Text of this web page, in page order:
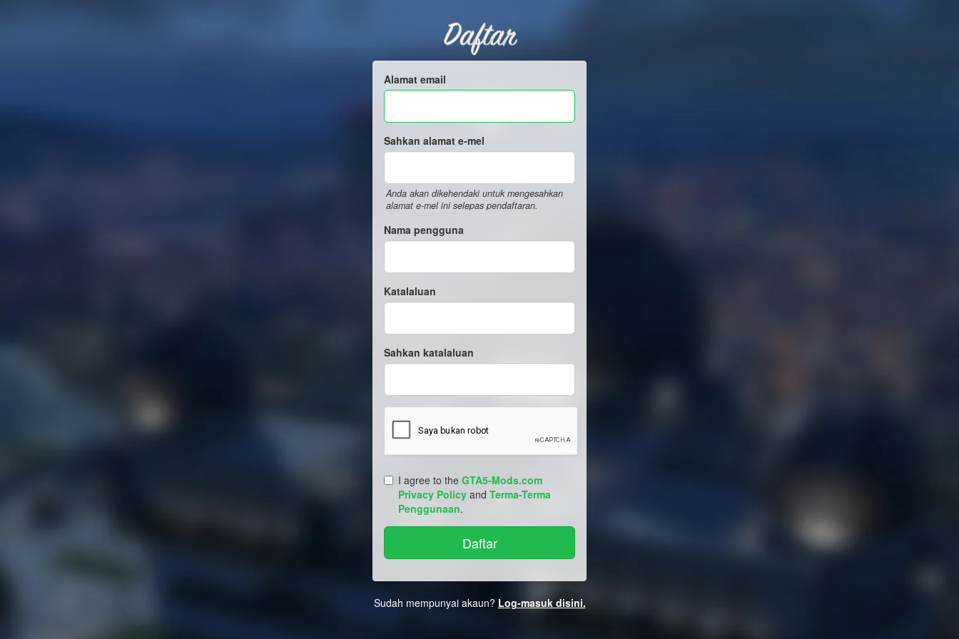
Daftar
Alamat email
Sahkan alamat e-mel
Anda akan dikehendaki untuk mengesahkan
alamat e-mel ini selepas pendaftaran.
Nama pengguna
Katalaluan
Sahkan katalaluan
I agree to the GTA5-Mods.com
Privacy Policy and Terma-Terma
Penggunaan.
Sudah mempunyai akaun? Log-masuk disini.